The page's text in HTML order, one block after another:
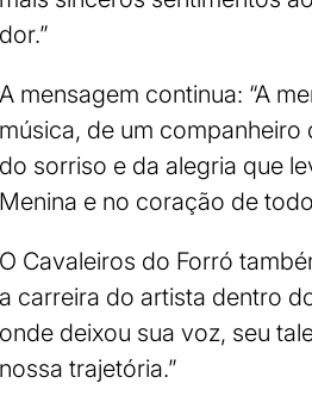
dor.”
A mensagem continua: “A
música, de um
do sorriso e da alegria que
Menina e no coração de
O Cavaleiros do Forró
a carreira do artista dentro
onde deixou sua voz, seu
nossa trajetória.”